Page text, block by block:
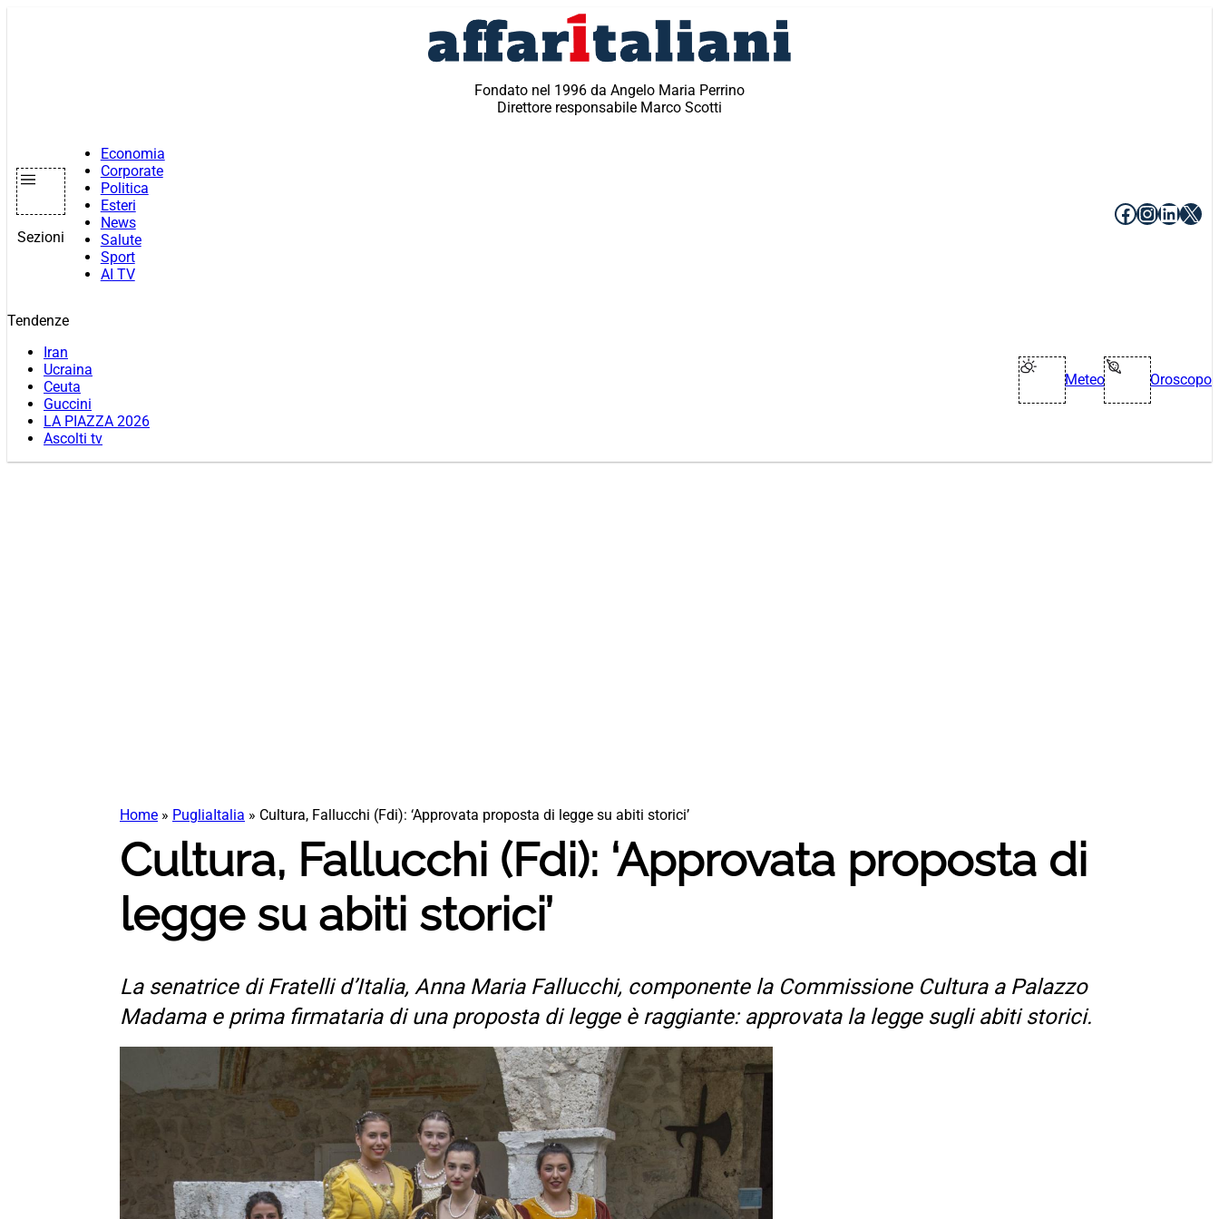
Fondato nel 1996 da Angelo Maria Perrino
Direttore responsabile Marco Scotti
Sezioni
Economia
Corporate
Politica
Esteri
News
Salute
Sport
AI TV
Facebook
X
Tendenze
Iran
Ucraina
Ceuta
Guccini
LA PIAZZA 2026
Ascolti tv
Meteo Oroscopo
Home » PugliaItalia » Cultura, Fallucchi (Fdi): ‘Approvata proposta di legge su abiti storici’
Cultura, Fallucchi (Fdi): ‘Approvata proposta di
legge su abiti storici’
La senatrice di Fratelli d’Italia, Anna Maria Fallucchi, componente la Commissione Cultura a Palazzo
Madama e prima firmataria di una proposta di legge è raggiante: approvata la legge sugli abiti storici.